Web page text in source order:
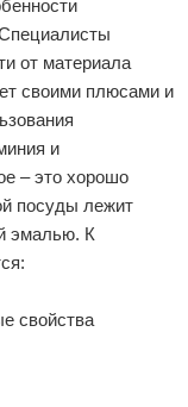
Специалисты
от материала
своими плюсами и
и
– это хорошо
посуды лежит
эмалью. К
свойства